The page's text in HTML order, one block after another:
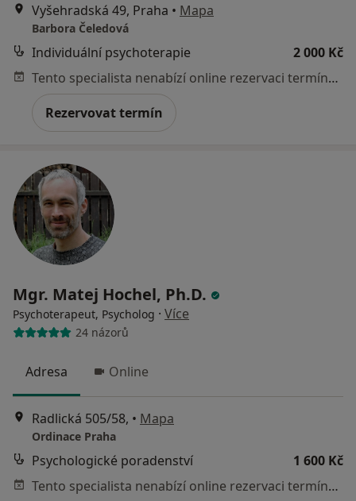
Vyšehradská 49, Praha • Mapa
Barbora Čeledová
Individuální psychoterapie
2 000 Kč
Tento specialista nenabízí online rezervaci termínu na této adrese.
Rezervovat termín
Mgr. Matej Hochel, Ph.D.
Psychoterapeut, Psycholog · Více
24 názorů
Adresa Online
Radlická 505/58, • Mapa
Ordinace Praha
Psychologické poradenství
1 600 Kč
Tento specialista nenabízí online rezervaci termínu na této adrese.